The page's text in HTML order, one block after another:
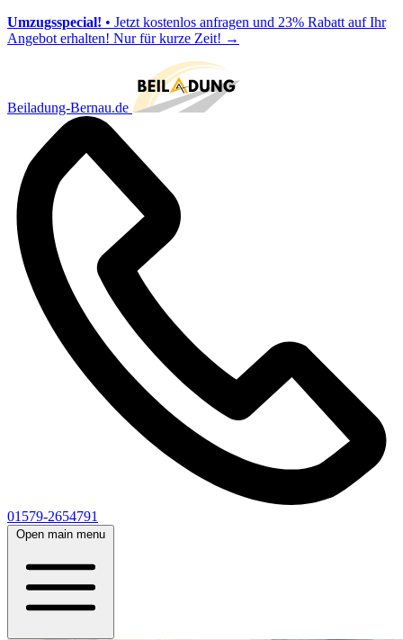
Umzugsspecial! • Jetzt kostenlos anfragen und 23% Rabatt auf Ihr
Angebot erhalten! Nur für kurze Zeit! →
Beiladung-Bernau.de
01579-2654791
Open main menu